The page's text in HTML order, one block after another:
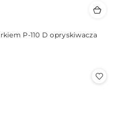
P-110 D opryskiwacza